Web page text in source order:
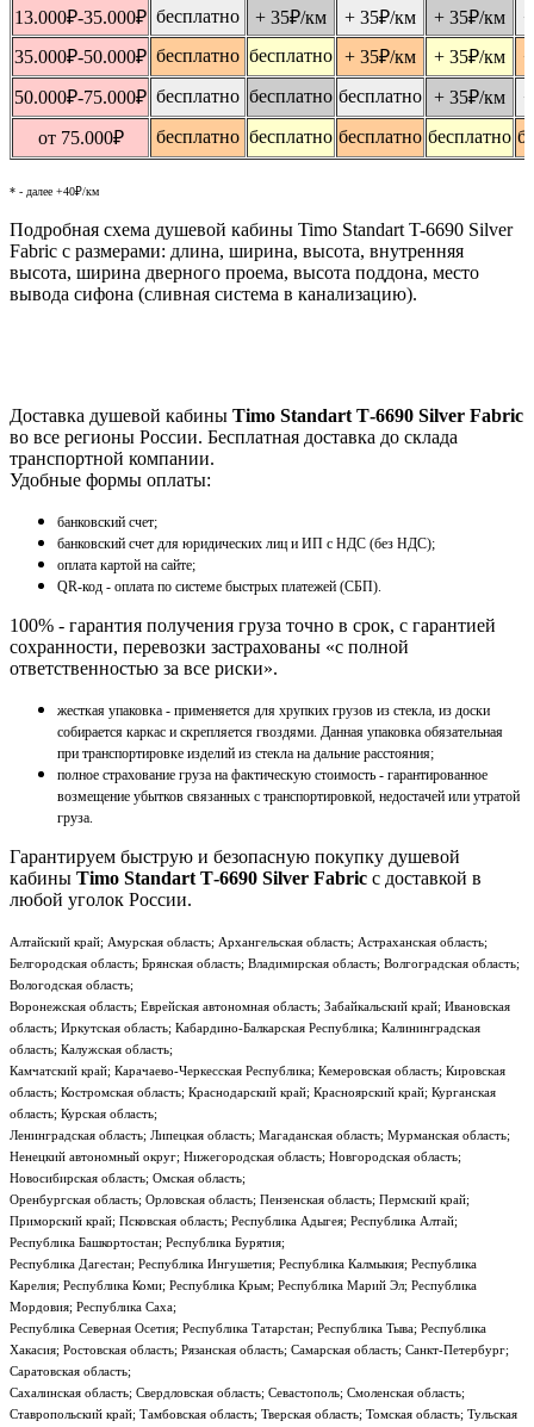
13.000₽-35.000₽ бесплатно + 35₽/км + 35₽/км + 35₽/км
35.000₽-50.000₽ бесплатно бесплатно + 35₽/км + 35₽/км
50.000₽-75.000₽ бесплатно бесплатно бесплатно + 35₽/км
от 75.000₽ бесплатно бесплатно бесплатно бесплатно
* - далее +40₽/км
Подробная схема душевой кабины Timo Standart T-6690 Silver
Fabric с размерами: длина, ширина, высота, внутренняя
высота, ширина дверного проема, высота поддона, место
вывода сифона (сливная система в канализацию).
Доставка душевой кабины Timo Standart Т-6690 Silver Fabric
во все регионы России. Бесплатная доставка до склада
транспортной компании.
Удобные формы оплаты:
банковский счет;
банковский счет для юридических лиц и ИП с НДС (без НДС);
оплата картой на сайте;
QR-код - оплата по системе быстрых платежей (СБП).
100% - гарантия получения груза точно в срок, с гарантией
сохранности, перевозки застрахованы «с полной
ответственностью за все риски».
жесткая упаковка - применяется для хрупких грузов из стекла, из доски
собирается каркас и скрепляется гвоздями. Данная упаковка обязательная
при транспортировке изделий из стекла на дальние расстояния;
полное страхование груза на фактическую стоимость - гарантированное
возмещение убытков связанных с транспортировкой, недостачей или утратой
груза.
Гарантируем быструю и безопасную покупку душевой
кабины Timo Standart Т-6690 Silver Fabric с доставкой в
любой уголок России.
Алтайский край; Амурская область; Архангельская область; Астраханская область;
Белгородская область; Брянская область; Владимирская область; Волгоградская область;
Вологодская область;
Воронежская область; Еврейская автономная область; Забайкальский край; Ивановская
область; Иркутская область; Кабардино-Балкарская Республика; Калининградская
область; Калужская область;
Камчатский край; Карачаево-Черкесская Республика; Кемеровская область; Кировская
область; Костромская область; Краснодарский край; Красноярский край; Курганская
область; Курская область;
Ленинградская область; Липецкая область; Магаданская область; Мурманская область;
Ненецкий автономный округ; Нижегородская область; Новгородская область;
Новосибирская область; Омская область;
Оренбургская область; Орловская область; Пензенская область; Пермский край;
Приморский край; Псковская область; Республика Адыгея; Республика Алтай;
Республика Башкортостан; Республика Бурятия;
Республика Дагестан; Республика Ингушетия; Республика Калмыкия; Республика
Карелия; Республика Коми; Республика Крым; Республика Марий Эл; Республика
Мордовия; Республика Саха;
Республика Северная Осетия; Республика Татарстан; Республика Тыва; Республика
Хакасия; Ростовская область; Рязанская область; Самарская область; Санкт-Петербург;
Саратовская область;
Сахалинская область; Свердловская область; Севастополь; Смоленская область;
Ставропольский край; Тамбовская область; Тверская область; Томская область; Тульская